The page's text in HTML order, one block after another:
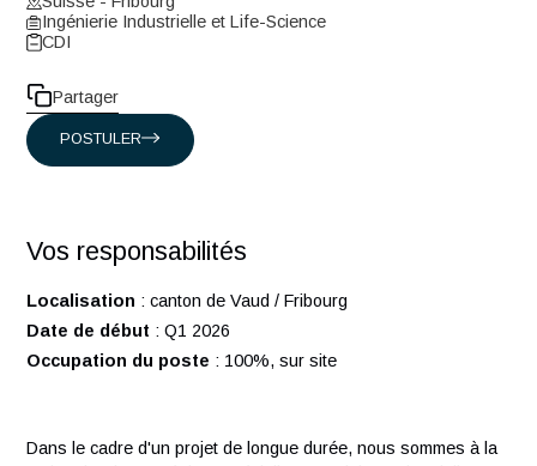
Spécialiste en vision
Suisse - Fribourg
Ingénierie Industrielle et Life-Science
CDI
Vos responsabilités
Date de début: Q1 2026